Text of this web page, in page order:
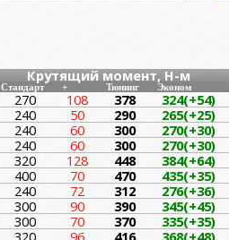
Крутящий момент, Н-м
Стандарт + Тюнинг Эконом
270 108 378 324(+54)
240 50 290 265(+25)
240 60 300 270(+30)
240 60 300 270(+30)
320 128 448 384(+64)
400 70 470 435(+35)
240 72 312 276(+36)
300 90 390 345(+45)
300 70 370 335(+35)
320 96 416 368(+48)